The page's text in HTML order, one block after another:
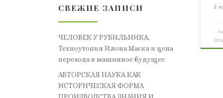
2
-
СВЕЖИЕ ЗАПИСИ
ЧЕЛОВЕК У РУБИЛЬНИКА.
Техноутопия Илона Маска и цена
перехода в машинное будущее
АВТОРСКАЯ НАУКА КАК
ИСТОРИЧЕСКАЯ ФОРМА